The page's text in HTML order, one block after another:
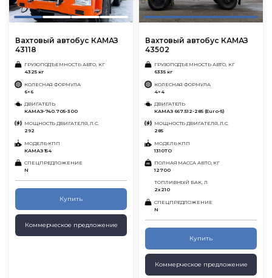
Вахтовый автобус КАМАЗ
43118
ГРУЗОПОДЪЕМНОСТЬ АВТО, КГ
4325 кг
КОЛЕСНАЯ ФОРМУЛА
6×6
ДВИГАТЕЛЬ
КАМАЗ-740.705-300
МОЩНОСТЬ ДВИГАТЕЛЯ, Л.С.
292
МОДЕЛЬ КПП
КАМАЗ 154
СПЕЦПРЕДЛОЖЕНИЕ
N
Купить
Коммерческое предложение
Вахтовый автобус КАМАЗ
43502
ГРУЗОПОДЪЕМНОСТЬ АВТО, КГ
6335 кг
КОЛЕСНАЯ ФОРМУЛА
4×4
ДВИГАТЕЛЬ
КАМАЗ 667.512-285 (Euro-5)
МОЩНОСТЬ ДВИГАТЕЛЯ, Л.С.
285
МОДЕЛЬ КПП
1310TO
ПОЛНАЯ МАССА АВТО, КГ
12700
ТОПЛИВНЫЙ БАК, Л
2х210
СПЕЦПРЕДЛОЖЕНИЕ
N
Купить
Коммерческое предложение